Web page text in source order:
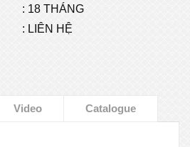
: 18 THÁNG
: LIÊN HỆ
Video Catalogue